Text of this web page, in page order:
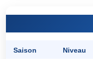
Saison Niveau